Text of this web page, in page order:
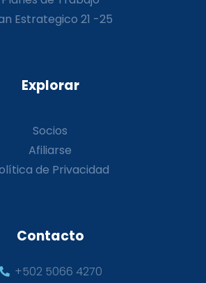
Estrategico 21 -25
Explorar
Socios
Afiliarse
de Privacidad
Contacto
+502 5066 4270